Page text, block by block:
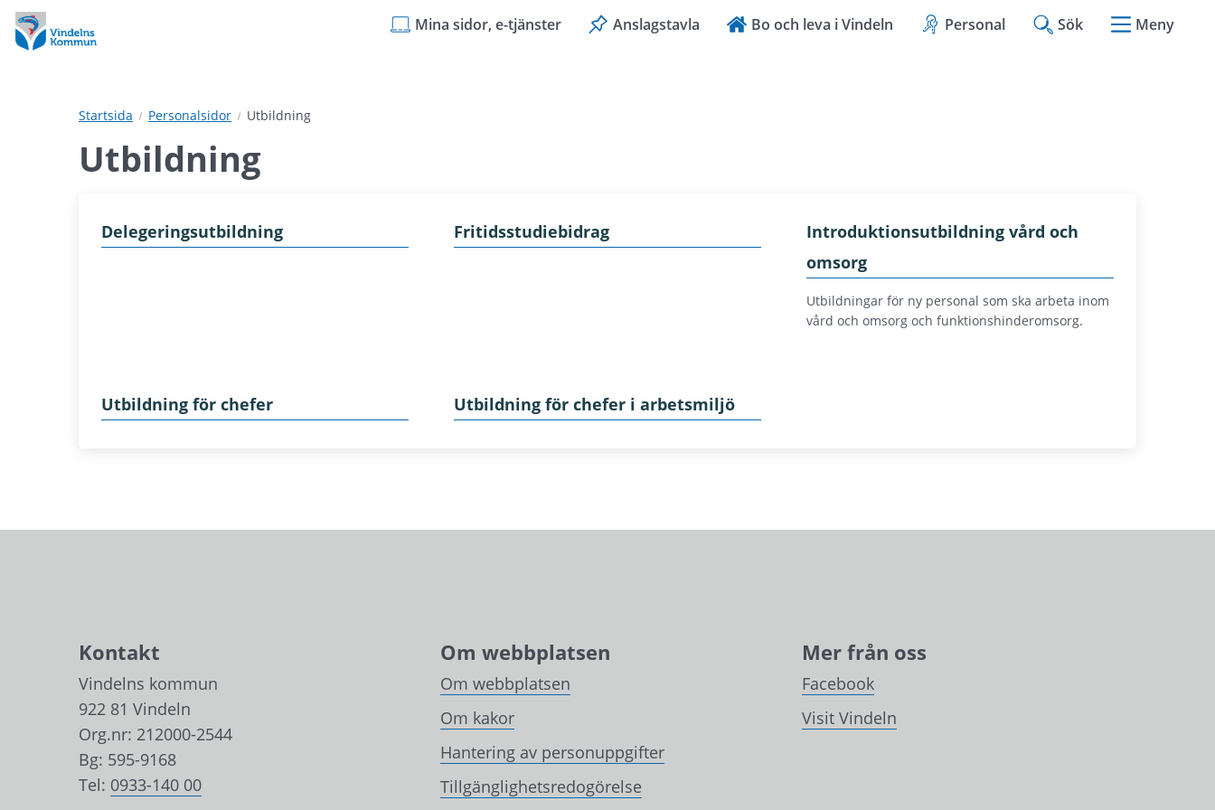
Hoppa
till
innehåll
Hoppa
till
undermeny
Mina sidor, e-tjänster Anslagstavla Bo och leva i Vindeln Personal Sök Meny
Startsida Personalsidor Utbildning
Utbildning
Delegeringsutbildning Fritidsstudiebidrag
Introduktionsutbildning vård och
omsorg
Utbildningar för ny personal som ska arbeta inom
vård och omsorg och funktionshinderomsorg.
Utbildning för chefer Utbildning för chefer i arbetsmiljö
Kontakt
Vindelns kommun
922 81 Vindeln
Org.nr: 212000-2544
Bg: 595-9168
Tel: 0933-140 00
Om webbplatsen
Om webbplatsen
Om kakor
Hantering av personuppgifter
Tillgänglighetsredogörelse
Mer från oss
Facebook
Visit Vindeln